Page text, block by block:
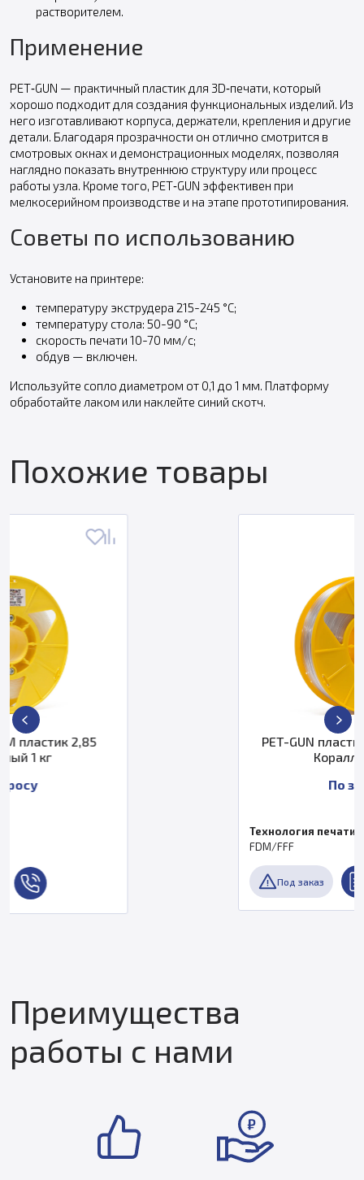
растворителем.
Применение
PET‑GUN — практичный пластик для 3D‑печати, который
хорошо подходит для создания функциональных изделий. Из
него изготавливают корпуса, держатели, крепления и другие
детали. Благодаря прозрачности он отлично смотрится в
смотровых окнах и демонстрационных моделях, позволяя
наглядно показать внутреннюю структуру или процесс
работы узла. Кроме того, PET‑GUN эффективен при
мелкосерийном производстве и на этапе прототипирования.
Советы по использованию
Установите на принтере:
температуру экструдера 215-245 °С;
температуру стола: 50-90 °С;
скорость печати 10-70 мм/с;
обдув — включен.
Используйте сопло диаметром от 0,1 до 1 мм. Платформу
обработайте лаком или наклейте синий скотч.
Похожие товары
PET-GUN пластик PrintProduct 1,75
Преимущества
работы с нами